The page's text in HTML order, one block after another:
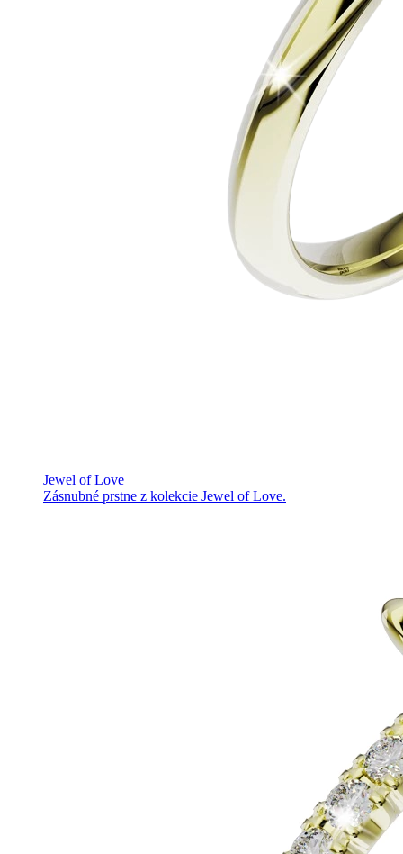
Jewel of Love
Zásnubné prstne z kolekcie Jewel of Love.